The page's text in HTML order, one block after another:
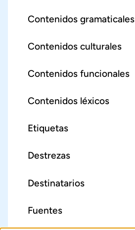
Contenidos gramaticales
Contenidos culturales
Contenidos funcionales
Contenidos léxicos
Etiquetas
Destrezas
Destinatarios
Fuentes